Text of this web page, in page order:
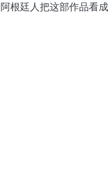
阿根廷人把这部作品看